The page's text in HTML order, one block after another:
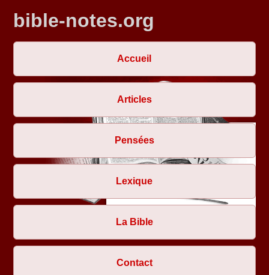
bible-notes.org
Accueil
Articles
Pensées
Lexique
La Bible
Contact